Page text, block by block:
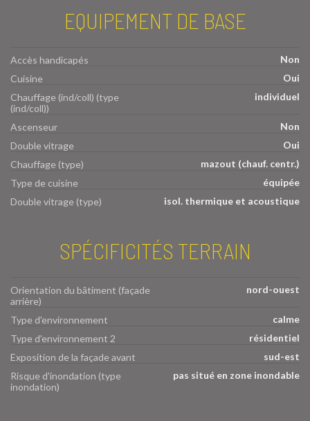
EQUIPEMENT DE BASE
Accès handicapés
Non
Cuisine
Oui
Chauffage (ind/coll) (type
(ind/coll))
individuel
Ascenseur
Non
Double vitrage
Oui
Chauffage (type)
mazout (chauf. centr.)
Type de cuisine
équipée
Double vitrage (type)
isol. thermique et acoustique
SPÉCIFICITÉS TERRAIN
Orientation du bâtiment (façade
arrière)
nord-ouest
Type d'environnement
calme
Type d'environnement 2
résidentiel
Exposition de la façade avant
sud-est
Risque d'inondation (type
inondation)
pas situé en zone inondable